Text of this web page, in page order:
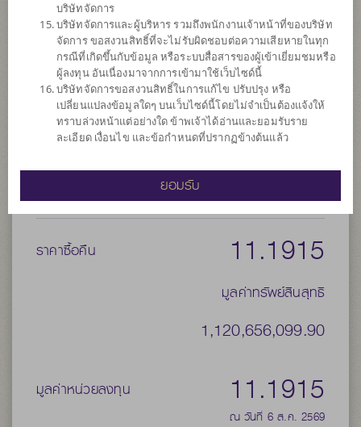
ประเภทกองทุน กองทุนที่ลงทุนในต่างประเทศ
ประเภทกองทุนย่อย เน้นลงทุนแบบผสม
จำนวนเงินลงทุนโครงการ 30,000 ล้าน
วันที่จดทะเบียนกองทุน วันที่ 27 ก.พ. 2561
วันที่ครบอายุกองทุน N/A
ราคาซื้อคืน 11.1915
มูลค่าทรัพย์สินสุทธิ
1,120,656,099.90
มูลค่าหน่วยลงทุน 11.1915
ณ วันที่ 6 ส.ค. 2569
บริษัทจัดการ
บริษัทจัดการและผู้บริหาร รวมถึงพนักงานเจ้าหน้าที่ของบริษัท
จัดการ ขอสงวนสิทธิ์ที่จะไม่รับผิดชอบต่อความเสียหายในทุก
กรณีที่เกิดขึ้นกับข้อมูล หรือระบบสื่อสารของผู้เข้าเยี่ยมชมหรือ
ผู้ลงทุน อันเนื่องมาจากการเข้ามาใช้เว็บไซด์นี้
บริษัทจัดการขอสงวนสิทธิ์ในการแก้ไข ปรับปรุง หรือ
เปลี่ยนแปลงข้อมูลใดๆ บนเว็บไซด์นี้โดยไม่จำเป็นต้องแจ้งให้
ทราบล่วงหน้าแต่อย่างใด ข้าพเจ้าได้อ่านและยอมรับราย
ละเอียด เงื่อนไข และข้อกำหนดที่ปรากฏข้างต้นแล้ว
ยอมรับ